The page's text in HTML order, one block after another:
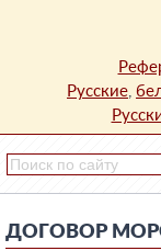
Русские,
ДОГОВОР